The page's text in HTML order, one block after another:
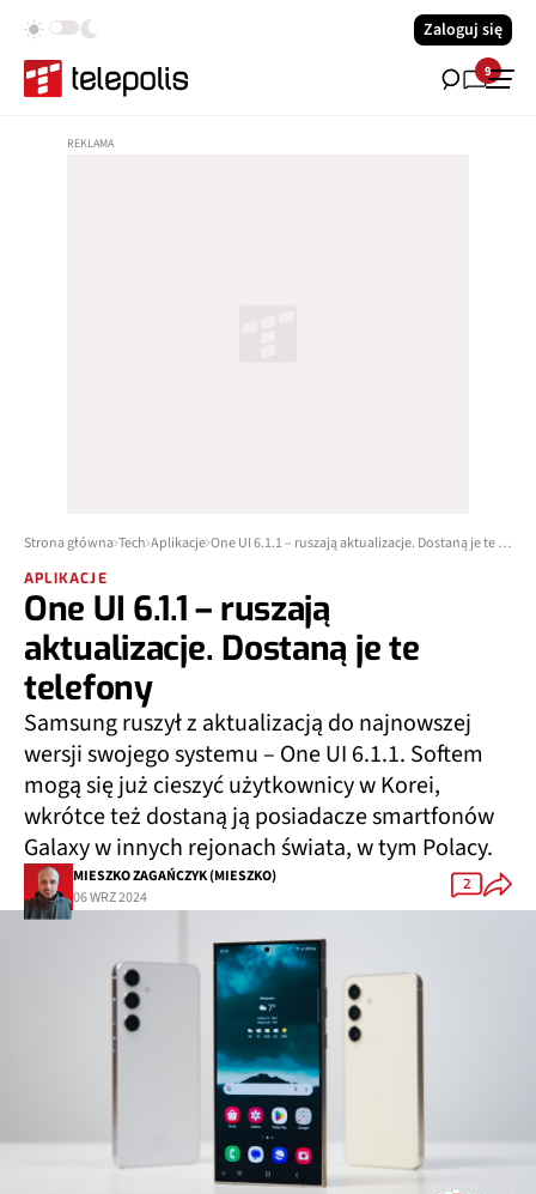
Zaloguj się
9
Strona główna Tech Aplikacje One UI 6.1.1 – ruszają aktualizacje. Dostaną je te telefony
APLIKACJE
One UI 6.1.1 – ruszają
aktualizacje. Dostaną je te
telefony
Samsung ruszył z aktualizacją do najnowszej
wersji swojego systemu – One UI 6.1.1. Softem
mogą się już cieszyć użytkownicy w Korei,
wkrótce też dostaną ją posiadacze smartfonów
Galaxy w innych rejonach świata, w tym Polacy.
MIESZKO ZAGAŃCZYK (MIESZKO)
06 WRZ 2024
2